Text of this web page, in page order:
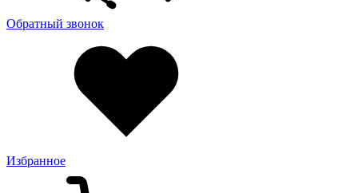
Обратный звонок
Избранное